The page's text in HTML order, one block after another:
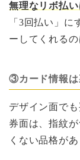
無理なリボ払
「3回払い」
ーしてくれる
③カード情報は
デザイン面で
券面は、指紋
くない品格があ